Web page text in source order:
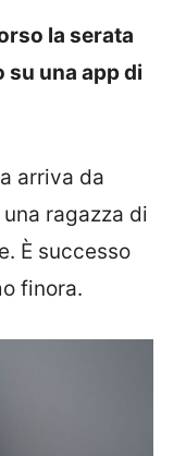
la serata
una app di
arriva da
ragazza di
È successo
finora.